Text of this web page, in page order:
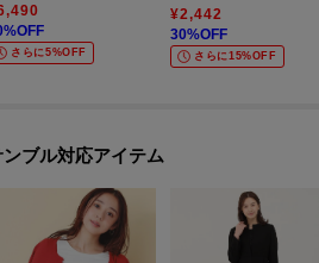
%OFF
さらに5%OFF
¥2,442
30%OFF
さらに15%OFF
ブル対応アイテム